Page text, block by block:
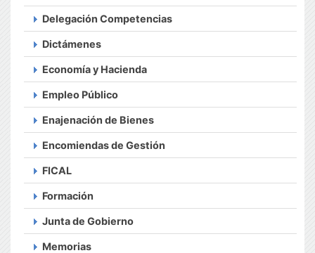
Delegación Competencias
Dictámenes
Economía y Hacienda
Empleo Público
Enajenación de Bienes
Encomiendas de Gestión
FICAL
Formación
Junta de Gobierno
Memorias